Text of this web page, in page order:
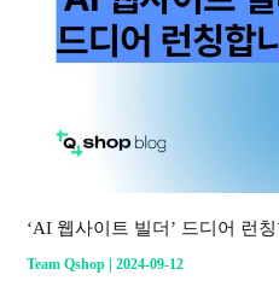
‘AI 웹사이트 빌더’ 드디어 런
Team Qshop |2024-09-12